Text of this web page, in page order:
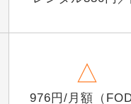
△
976円/月額（FOD